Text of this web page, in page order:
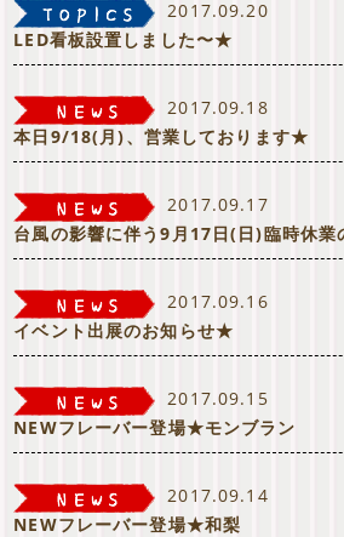
2017.09.20
LED看板設置しました〜★
2017.09.18
本日9/18(月)、営業しております★
2017.09.17
台風の影響に伴う9月17日(日)臨時休業
2017.09.16
イベント出展のお知らせ★
2017.09.15
NEWフレーバー登場★モンブラン
2017.09.14
NEWフレーバー登場★和梨